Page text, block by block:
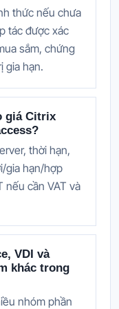
thức nếu chưa
tác được xác
sắm, chứng
gia hạn.
giá Citrix
thời hạn,
gia hạn/hợp
nếu cần VAT và
VDI và
khác trong
nhóm phần